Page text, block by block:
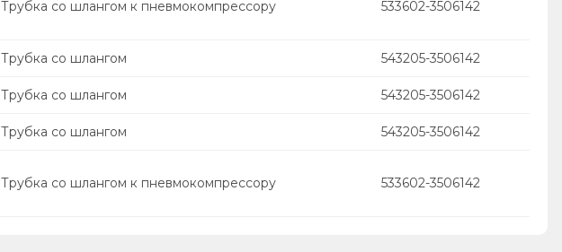
Трубка со шлангом к пневмокомпрессору 533602-3506142
Трубка со шлангом 543205-3506142
Трубка со шлангом 543205-3506142
Трубка со шлангом 543205-3506142
Трубка со шлангом к пневмокомпрессору 533602-3506142